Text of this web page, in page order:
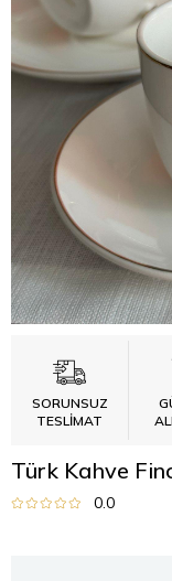
SORUNSUZ
TESLİMAT
Türk Kahve
0.0